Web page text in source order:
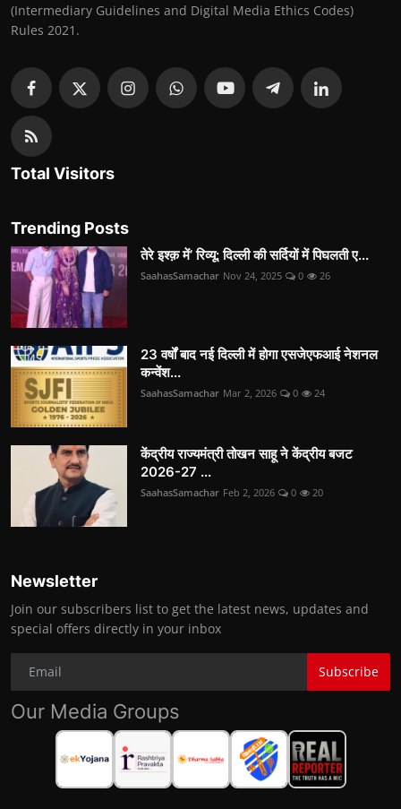
(Intermediary Guidelines and Digital Media Ethics Codes)
Rules 2021.
Total Visitors
Trending Posts
तेरे इश्क़ में’ रिव्यू: दिल्ली की सर्दियों में पिघलती ए...
SaahasSamachar Nov 24, 2025 0 26
23 वर्षों बाद नई दिल्ली में होगा एसजेएफआई नेशनल
कन्वेंश...
SaahasSamachar Mar 2, 2026 0 24
केंद्रीय राज्यमंत्री तोखन साहू ने केंद्रीय बजट
2026-27 ...
SaahasSamachar Feb 2, 2026 0 20
Newsletter
Join our subscribers list to get the latest news, updates and
special offers directly in your inbox
Subscribe
Our Media Groups